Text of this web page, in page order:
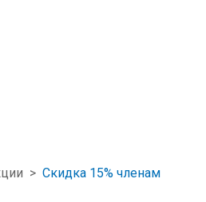
> Скидка 15% членам